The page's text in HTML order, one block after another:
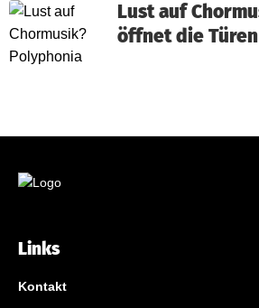
Lust auf
öffnet die Türen
Links
Kontakt